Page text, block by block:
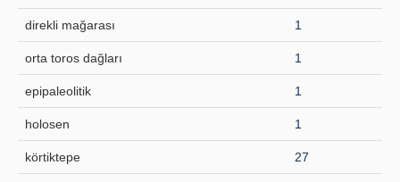
Contact Us
direkli mağarası 1
orta toros dağları 1
epipaleolitik 1
holosen 1
körtiktepe 27